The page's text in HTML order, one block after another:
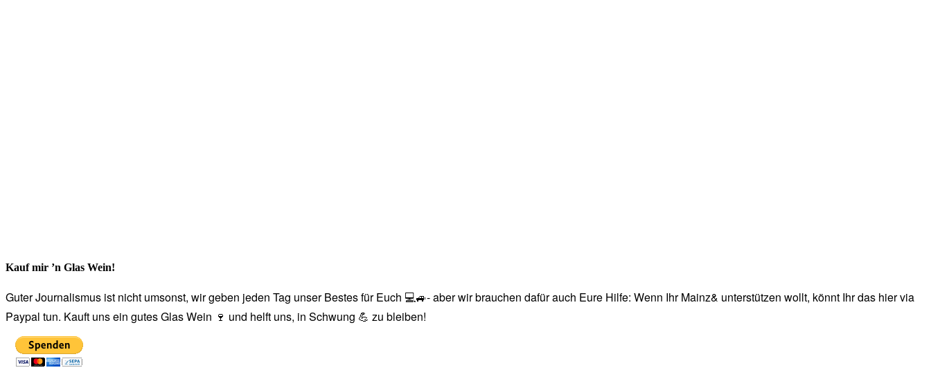
Kauf mir ’n Glas Wein!
Guter Journalismus ist nicht umsonst, wir geben jeden Tag unser Bestes für Euch 💻🚙- aber wir brauchen dafür auch Eure Hilfe: Wenn Ihr Mainz& unterstützen wollt, könnt Ihr das hier via
Paypal tun. Kauft uns ein gutes Glas Wein 🍷 und helft uns, in Schwung 💪 zu bleiben!